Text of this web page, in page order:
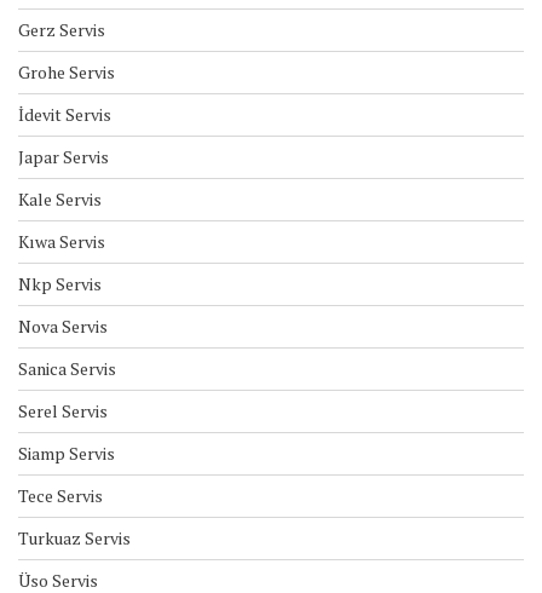
Gerz Servis
Grohe Servis
İdevit Servis
Japar Servis
Kale Servis
Kıwa Servis
Nkp Servis
Nova Servis
Sanica Servis
Serel Servis
Siamp Servis
Tece Servis
Turkuaz Servis
Üso Servis